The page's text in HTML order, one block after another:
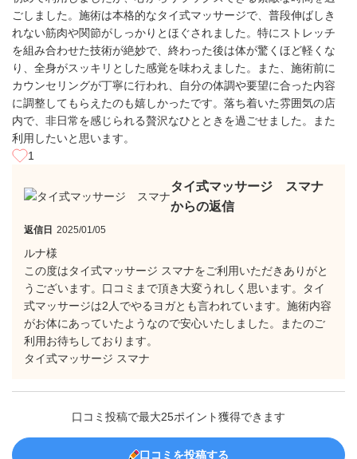
ごしました。施術は本格的なタイ式マッサージで、普段伸ばしき
れない筋肉や関節がしっかりとほぐされました。特にストレッチ
を組み合わせた技術が絶妙で、終わった後は体が驚くほど軽くな
り、全身がスッキリとした感覚を味わえました。また、施術前に
カウンセリングが丁寧に行われ、自分の体調や要望に合った内容
に調整してもらえたのも嬉しかったです。落ち着いた雰囲気の店
内で、非日常を感じられる贅沢なひとときを過ごせました。また
利用したいと思います。
1
タイ式マッサージ スマナ
からの返信
返信日 2025/01/05
ルナ様
この度はタイ式マッサージ スマナをご利用いただきありがと
うございます。口コミまで頂き大変うれしく思います。タイ
式マッサージは2人でやるヨガとも言われています。施術内容
がお体にあっていたようなので安心いたしました。またのご
利用お待ちしております。
タイ式マッサージ スマナ
口コミ投稿で最大25ポイント獲得できます
口コミを投稿する